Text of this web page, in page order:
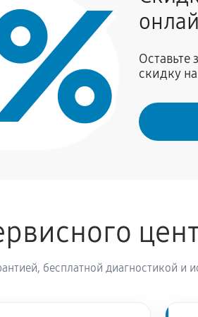
Spirit 660 Titan
Spirit 660 Titan Rock
Оставьте
скидку
бесплатной диагностикой и